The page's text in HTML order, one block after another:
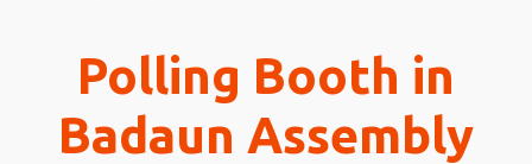
Polling Booth in
Badaun Assembly